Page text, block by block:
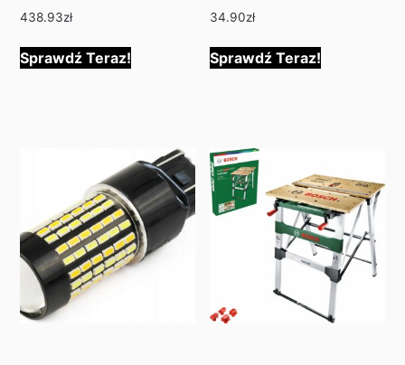
438.93zł
Sprawdź Teraz!
34.90zł
Sprawdź Teraz!